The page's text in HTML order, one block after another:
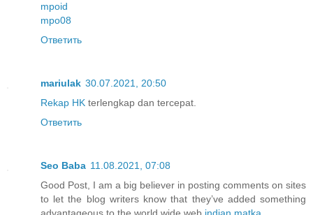
mpoid
mpo08
Ответить
mariulak 30.07.2021, 20:50
Rekap HK terlengkap dan tercepat.
Ответить
Seo Baba 11.08.2021, 07:08
Good Post, I am a big believer in posting comments on sites
to let the blog writers know that they’ve added something